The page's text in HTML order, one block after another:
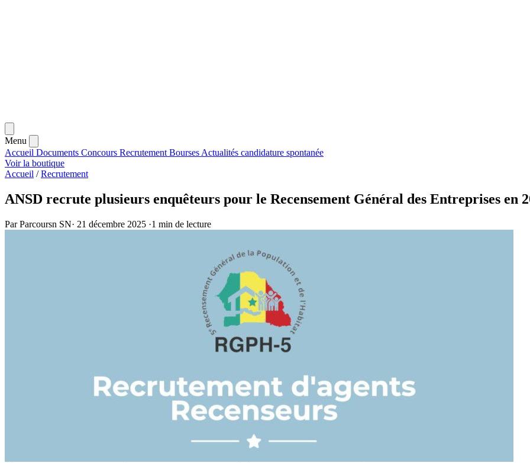
Menu
Accueil Documents Concours Recrutement Bourses Actualités candidature spontanée
Voir la boutique
Accueil / Recrutement
ANSD recrute plusieurs enquêteurs pour le Recensement Général des Entreprises en
Par Parcoursn SN· 21 décembre 2025 ·1 min de lecture